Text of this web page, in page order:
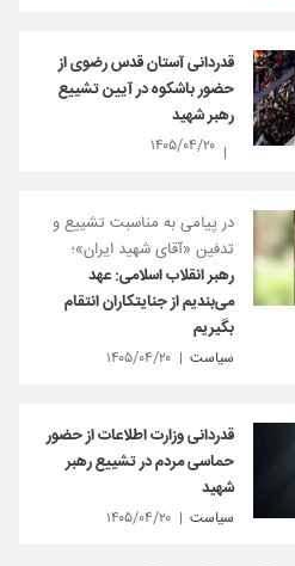
قدردانی آستان قدس رضوی از
حضور باشکوه در آیین تشییع
رهبر شهید
۱۴۰۵/۰۴/۲۰
در پیامی به‌ مناسبت تشییع و
تدفین «آقای شهید ایران»؛
رهبر انقلاب اسلامی: عهد
می‌بندیم از جنایتکاران انتقام
بگیریم
سیاست ۱۴۰۵/۰۴/۲۰
قدردانی وزارت اطلاعات از حضور
حماسی مردم در تشییع رهبر
شهید
سیاست ۱۴۰۵/۰۴/۲۰